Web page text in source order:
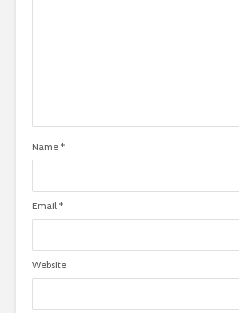
Name *
Email *
Website